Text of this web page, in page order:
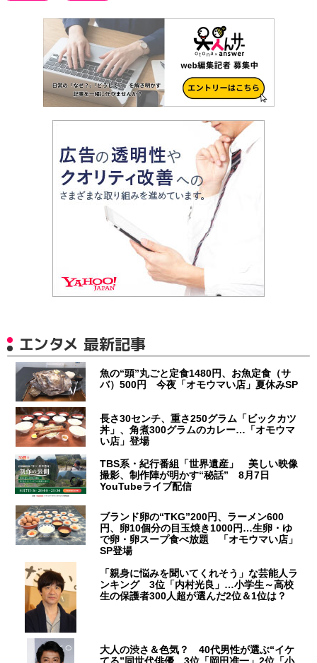
エンタメ 最新記事
魚の“頭”丸ごと定食1480円、お魚定食（サ
バ）500円 今夜「オモウマい店」夏休みSP
長さ30センチ、重さ250グラム「ビックカツ
丼」、角煮300グラムのカレー…「オモウマ
い店」登場
TBS系・紀行番組「世界遺産」 美しい映像
撮影、制作陣が明かす“秘話” 8月7日
YouTubeライブ配信
ブランド卵の“TKG”200円、ラーメン600
円、卵10個分の目玉焼き1000円…生卵・ゆ
で卵・卵スープ食べ放題 「オモウマい店」
SP登場
「親身に悩みを聞いてくれそう」な芸能人ラ
ンキング 3位「内村光良」…小学生～高校
生の保護者300人超が選んだ2位＆1位は？
大人の渋さ＆色気？ 40代男性が選ぶ“イケ
てる”同世代俳優 3位「岡田准一」2位「小